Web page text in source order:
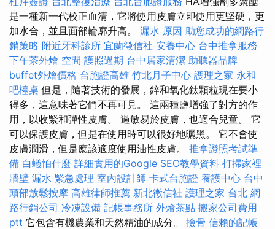
是一種新一代校正血清，它將使用皮膚立即使用更堅硬，更
加水合，並且面部輪廓升高。 漏水 原因 助您成功的網路行
銷策略 附近牙科診所 宜蘭徵信社 安養中心 台中推拿服務
下午茶外燴 空間 護照過期 台中居家清潔 助聽器品牌
buffet外燴價格 台胞證高雄 竹北月子中心 護理之家 永和
吧檯桌 但是，隨著技術的發展，鋅和氧化鈦顆粒現在要小
得多，這意味著它們不再可見。 這兩種鹽增強了對方的作
用，以收緊和彈性皮膚。 過敏易於皮膚，也適合兒童。 它
可以保護皮膚，但是在使用時可以很好地曬黑。 它不會使
皮膚潤滑，但是應該適度使用油性皮膚。 推拿證照考試準
備 白蟻怕什麼 詳細實用的Google SEO教學資料 打掃家裡
牆壁 漏水 緊急處理 室內設計師 卡式台胞證 養護中心 台中
頭部放鬆按摩 高雄律師推薦 新北徵信社 護理之家 台北 網
路行銷公司 冷凍設備 記帳事務所 外燴茶點 搬家公司費用
ptt 它包含有機農業和天然精油的成分。 撿骨 信賴的記帳